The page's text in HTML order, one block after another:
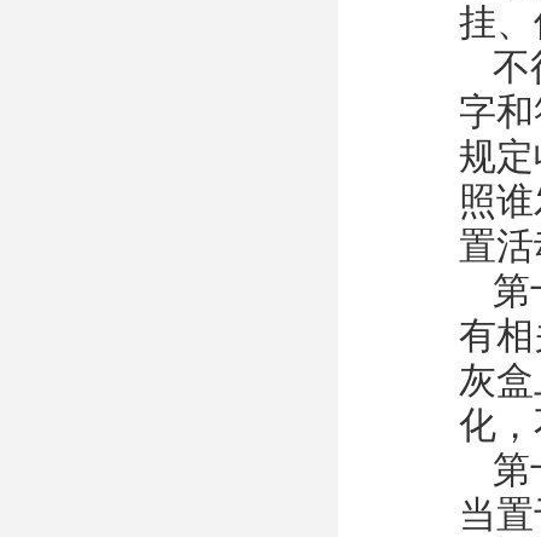
挂
不
字
规
照
置
第
有
灰
化
第
当